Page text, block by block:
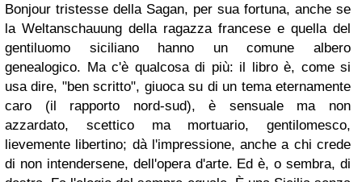
Bonjour tristesse della Sagan, per sua fortuna, anche se
la Weltanschauung della ragazza francese e quella del
gentiluomo siciliano hanno un comune albero
genealogico. Ma c'è qualcosa di più: il libro è, come si
usa dire, "ben scritto", giuoca su di un tema eternamente
caro (il rapporto nord-sud), è sensuale ma non
azzardato, scettico ma mortuario, gentilomesco,
lievemente libertino; dà l'impressione, anche a chi crede
di non intendersene, dell'opera d'arte. Ed è, o sembra, di